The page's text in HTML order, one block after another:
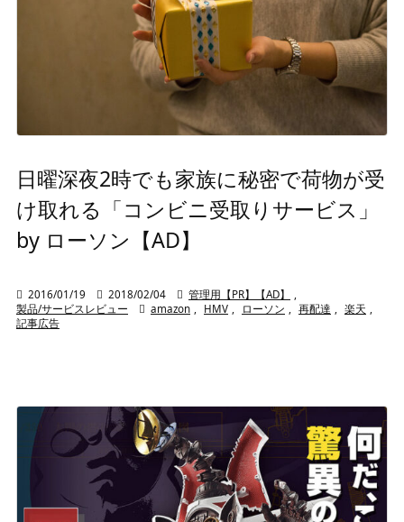
日曜深夜2時でも家族に秘密で荷物が受
け取れる「コンビニ受取りサービス」
by ローソン【AD】
 2016/01/19  2018/02/04  管理用【PR】【AD】
製品/サービスレビュー
 amazon HMV ローソン 再配達 楽天
記事広告